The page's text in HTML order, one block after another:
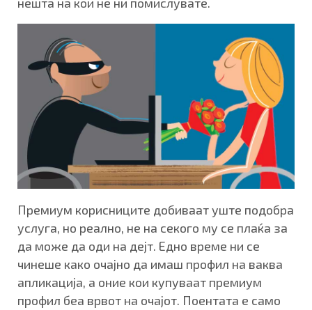
Премиум корисниците добиваат уште подобра
услуга, но реално, не на секого му се плаќа за
да може да оди на дејт. Едно време ни се
чинеше како очајно да имаш профил на ваква
апликација, а оние кои купуваат премиум
профил беа врвот на очајот. Поентата е само